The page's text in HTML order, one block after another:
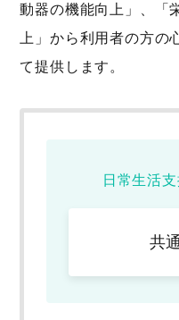
動器の機能向上」、「
上」から利用者の方
て提供します。
日常生活
共